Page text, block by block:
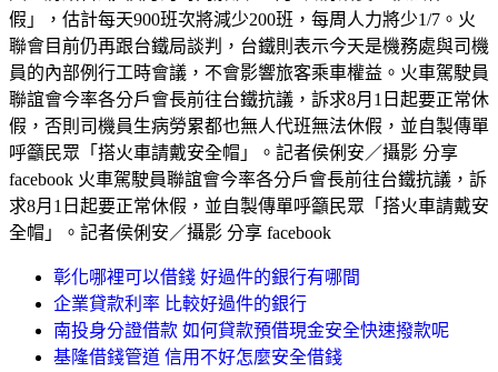
假」，估計每天900班次將減少200班，每周人力將少1/7。火
聯會目前仍再跟台鐵局談判，台鐵則表示今天是機務處與司機
員的內部例行工時會議，不會影響旅客乘車權益。火車駕駛員
聯誼會今率各分戶會長前往台鐵抗議，訴求8月1日起要正常休
假，否則司機員生病勞累都也無人代班無法休假，並自製傳單
呼籲民眾「搭火車請戴安全帽」。記者侯俐安／攝影 分享
facebook 火車駕駛員聯誼會今率各分戶會長前往台鐵抗議，訴
求8月1日起要正常休假，並自製傳單呼籲民眾「搭火車請戴安
全帽」。記者侯俐安／攝影 分享 facebook
彰化哪裡可以借錢 好過件的銀行有哪間
企業貸款利率 比較好過件的銀行
南投身分證借款 如何貸款預借現金安全快速撥款呢
基隆借錢管道 信用不好怎麼安全借錢